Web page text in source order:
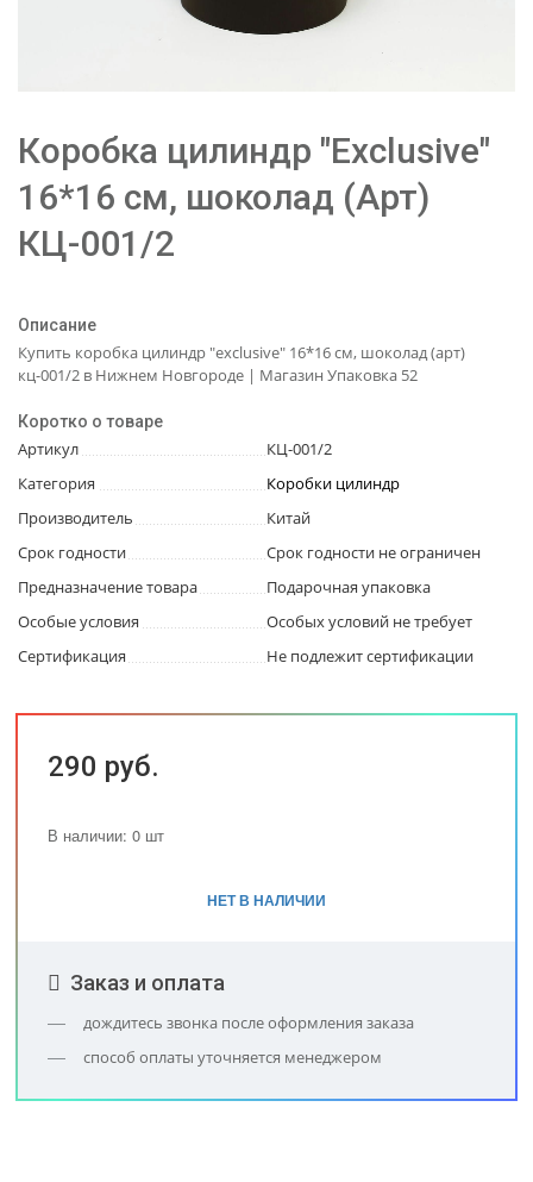
Коробка цилиндр "Exclusive"
16*16 см, шоколад (Арт)
КЦ-001/2
Описание
Купить коробка цилиндр "exclusive" 16*16 см, шоколад (арт)
кц-001/2 в Нижнем Новгороде | Магазин Упаковка 52
Коротко о товаре
Артикул
КЦ-001/2
Категория
Коробки цилиндр
Производитель
Китай
Срок годности
Срок годности не ограничен
Предназначение товара
Подарочная упаковка
Особые условия
Особых условий не требует
Сертификация
Не подлежит сертификации
290 руб.
В наличии: 0 шт
НЕТ В НАЛИЧИИ
Заказ и оплата
дождитесь звонка после оформления заказа
способ оплаты уточняется менеджером